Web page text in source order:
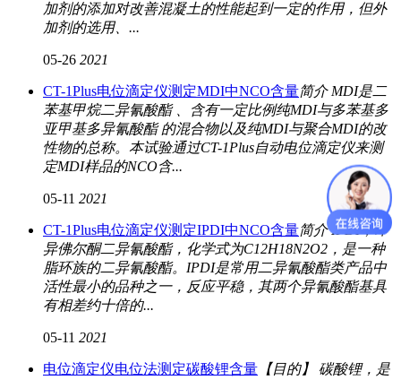
加剂的添加对改善混凝土的性能起到一定的作用，但外
加剂的选用、...
05-26 2021
CT-1Plus电位滴定仪测定MDI中NCO含量简介 MDI是二
苯基甲烷二异氰酸酯 、含有一定比例纯MDI与多苯基多
亚甲基多异氰酸酯 的混合物以及纯MDI与聚合MDI的改
性物的总称。本试验通过CT-1Plus自动电位滴定仪来测
定MDI样品的NCO含...
05-11 2021
CT-1Plus电位滴定仪测定IPDI中NCO含量简介 IPDI，即
异佛尔酮二异氰酸酯，化学式为C12H18N2O2，是一种
脂环族的二异氰酸酯。IPDI是常用二异氰酸酯类产品中
活性最小的品种之一，反应平稳，其两个异氰酸酯基具
有相差约十倍的...
05-11 2021
电位滴定仪电位法测定碳酸锂含量 【目的】 碳酸锂，是